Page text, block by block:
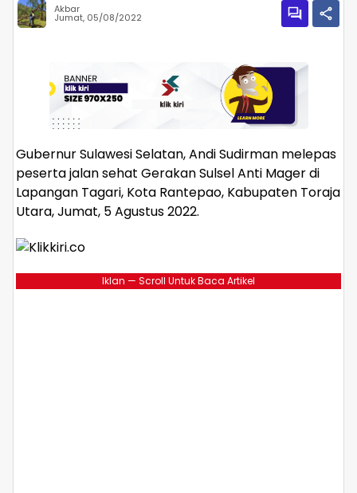
Akbar
Jumat, 05/08/2022
Gubernur Sulawesi Selatan, Andi Sudirman melepas
peserta jalan sehat Gerakan Sulsel Anti Mager di
Lapangan Tagari, Kota Rantepao, Kabupaten Toraja
Utara, Jumat, 5 Agustus 2022.
Iklan — Scroll Untuk Baca Artikel